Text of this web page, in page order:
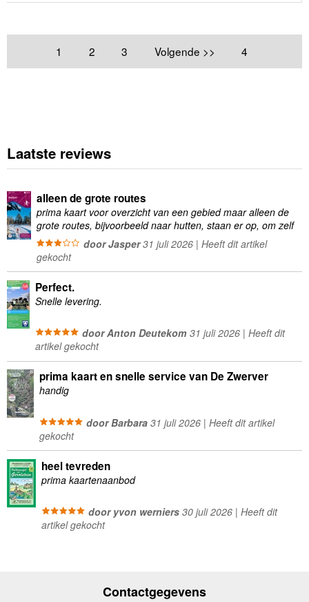
1 2 3 Volgende >> 4
Laatste reviews
alleen de grote routes
prima kaart voor overzicht van een gebied maar alleen de
grote routes, bijvoorbeeld naar hutten, staan er op, om zelf
wandelingen te plannen minder geschikt
door Jasper31 juli 2026 | Heeft dit artikel
gekocht
Perfect.
Snelle levering.
door Anton Deutekom31 juli 2026 | Heeft dit
artikel gekocht
prima kaart en snelle service van De Zwerver
handig
door Barbara31 juli 2026 | Heeft dit artikel
gekocht
heel tevreden
prima kaartenaanbod
door yvon werniers30 juli 2026 | Heeft dit
artikel gekocht
Contactgegevens